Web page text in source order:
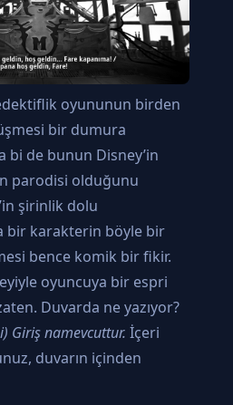
oyununun birden
bir dumura
bi de bunun Disney’in
parodisi olduğunu
şirinlik dolu
bir karakterin böyle bir
bence komik bir fikir.
oyuncuya bir espri
Duvarda ne yazıyor?
Giriş namevcuttur. İçeri
duvarın içinden